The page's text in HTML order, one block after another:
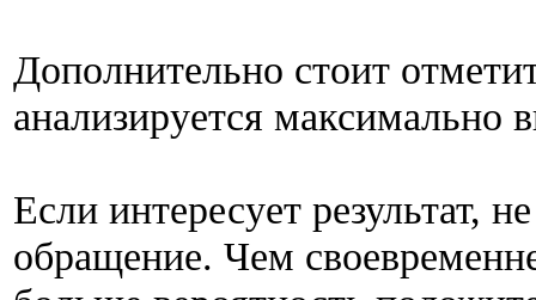
Дополнительно стоит
анализируется максимально
Если интересует результат,
обращение. Чем